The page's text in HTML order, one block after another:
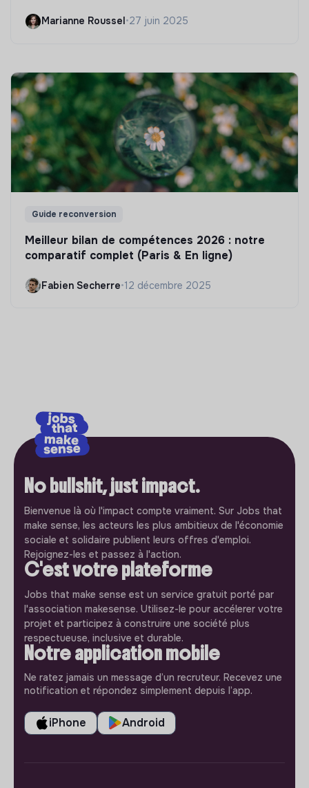
Marianne Roussel•27 juin 2025
Guide reconversion
Meilleur bilan de compétences 2026 : notre
comparatif complet (Paris & En ligne)
Fabien Secherre•12 décembre 2025
No bullshit, just impact.
Bienvenue là où l'impact compte vraiment. Sur Jobs that
make sense, les acteurs les plus ambitieux de l'économie
sociale et solidaire publient leurs offres d'emploi.
Rejoignez-les et passez à l'action.
C'est votre plateforme
Jobs that make sense est un service gratuit porté par
l'association makesense. Utilisez-le pour accélerer votre
projet et participez à construire une société plus
respectueuse, inclusive et durable.
Notre application mobile
Ne ratez jamais un message d’un recruteur. Recevez une
notification et répondez simplement depuis l’app.
iPhone Android